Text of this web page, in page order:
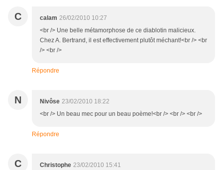
C calam 26/02/2010 10:27
<br /> Une belle métamorphose de ce diablotin malicieux.
Chez A. Bertrand, il est effectivement plutôt méchant!<br /> <br
/> <br />
Répondre
N Nivôse 23/02/2010 18:22
<br /> Un beau mec pour un beau poème!<br /> <br /> <br />
Répondre
C Christophe 23/02/2010 15:41